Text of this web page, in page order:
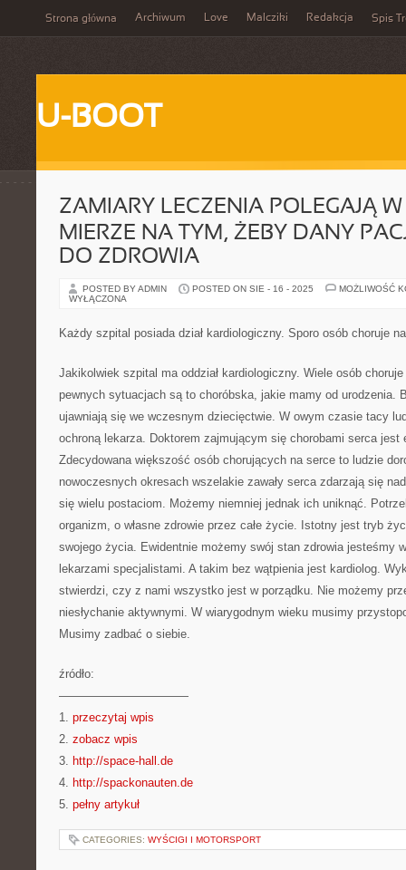
Strona główna Archiwum Love Malcziki Redakcja Spis
U-BOOT
ZAMIARY LECZENIA POLEGAJĄ W
MIERZE NA TYM, ŻEBY DANY
DO ZDROWIA
POSTED BY ADMIN POSTED ON SIE - 16 - 2025
MOŻLIWOŚĆ
WYŁĄCZONA
Każdy szpital posiada dział kardiologiczny. Sporo osób choruje
Jakikolwiek szpital ma oddział kardiologiczny. Wiele osób
pewnych sytuacjach są to choróbska, jakie mamy od urodzenia.
ujawniają się we wczesnym dziecięctwie. W owym czasie tacy
ochroną lekarza. Doktorem zajmującym się chorobami serca jest
Zdecydowana większość osób chorujących na serce to ludzie
nowoczesnych okresach wszelakie zawały serca zdarzają się
się wielu postaciom. Możemy niemniej jednak ich uniknąć.
organizm, o własne zdrowie przez całe życie. Istotny jest tryb
swojego życia. Ewidentnie możemy swój stan zdrowia jesteśmy
lekarzami specjalistami. A takim bez wątpienia jest kardiolog.
stwierdzi, czy z nami wszystko jest w porządku. Nie możemy
niesłychanie aktywnymi. W wiarygodnym wieku musimy
Musimy zadbać o siebie.
źródło:
———————————
1. przeczytaj wpis
2. zobacz wpis
3. http://space-hall.de
4. http://spackonauten.de
5. pełny artykuł
CATEGORIES: WYŚCIGI I MOTORSPORT